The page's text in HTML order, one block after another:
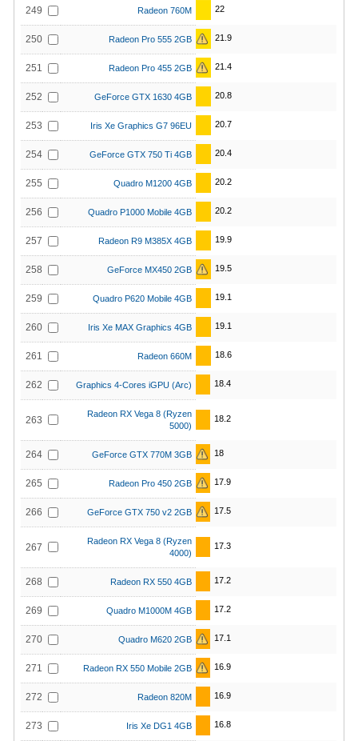
249 Radeon 760M 22
250 Radeon Pro 555 2GB 21.9
251 Radeon Pro 455 2GB 21.4
252 GeForce GTX 1630 4GB 20.8
253 Iris Xe Graphics G7 96EU 20.7
254 GeForce GTX 750 Ti 4GB 20.4
255 Quadro M1200 4GB 20.2
256 Quadro P1000 Mobile 4GB 20.2
257 Radeon R9 M385X 4GB 19.9
258 GeForce MX450 2GB 19.5
259 Quadro P620 Mobile 4GB 19.1
260 Iris Xe MAX Graphics 4GB 19.1
261 Radeon 660M 18.6
262 Graphics 4-Cores iGPU (Arc) 18.4
263
Radeon RX Vega 8 (Ryzen
5000)
18.2
264 GeForce GTX 770M 3GB 18
265 Radeon Pro 450 2GB 17.9
266 GeForce GTX 750 v2 2GB 17.5
267
Radeon RX Vega 8 (Ryzen
4000)
17.3
268 Radeon RX 550 4GB 17.2
269 Quadro M1000M 4GB 17.2
270 Quadro M620 2GB 17.1
271 Radeon RX 550 Mobile 2GB 16.9
272 Radeon 820M 16.9
273 Iris Xe DG1 4GB 16.8